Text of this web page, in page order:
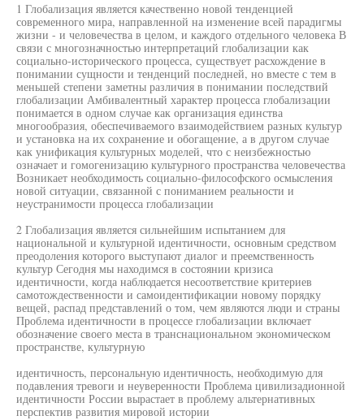
1 Глобализация является качественно новой тенденцией
современного мира, направленной на изменение всей парадигмы
жизни - и человечества в целом, и каждого отдельного человека В
связи с многозначностью интерпретаций глобализации как
социально-исторического процесса, существует расхождение в
понимании сущности и тенденций последней, но вместе с тем в
меньшей степени заметны различия в понимании последствий
глобализации Амбивалентный характер процесса глобализации
понимается в одном случае как организация единства
многообразия, обеспечиваемого взаимодействием разных культур
и установка на их сохранение и обогащение, а в другом случае
как унификация культурных моделей, что с неизбежностью
означает и гомогенизацию культурного пространства человечества
Возникает необходимость социально-философского осмысления
новой ситуации, связанной с пониманием реальности и
неустранимости процесса глобализации
2 Глобализация является сильнейшим испытанием для
национальной и культурной идентичности, основным средством
преодоления которого выступают диалог и преемственность
культур Сегодня мы находимся в состоянии кризиса
идентичности, когда наблюдается несоответствие критериев
самотождественности и самоидентификации новому порядку
вещей, распад представлений о том, чем являются люди и страны
Проблема идентичности в процессе глобализации включает
обозначение своего места в транснациональном экономическом
пространстве, культурную
идентичность, персональную идентичность, необходимую для
подавления тревоги и неуверенности Проблема цивилизадионной
идентичности России вырастает в проблему альтернативных
перспектив развития мировой истории